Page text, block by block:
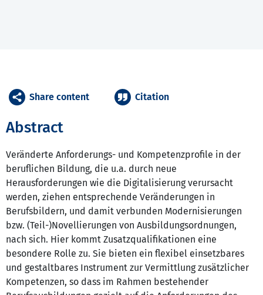
Abstract
Veränderte Anforderungs- und Kompetenzprofile in der
beruflichen Bildung, die u.a. durch neue
Herausforderungen wie die Digitalisierung verursacht
werden, ziehen entsprechende Veränderungen in
Berufsbildern, und damit verbunden Modernisierungen
bzw. (Teil-)Novellierungen von Ausbildungsordnungen,
nach sich. Hier kommt Zusatzqualifikationen eine
besondere Rolle zu. Sie bieten ein flexibel einsetzbares
und gestaltbares Instrument zur Vermittlung zusätzlicher
Kompetenzen, so dass im Rahmen bestehender
Share content Citation